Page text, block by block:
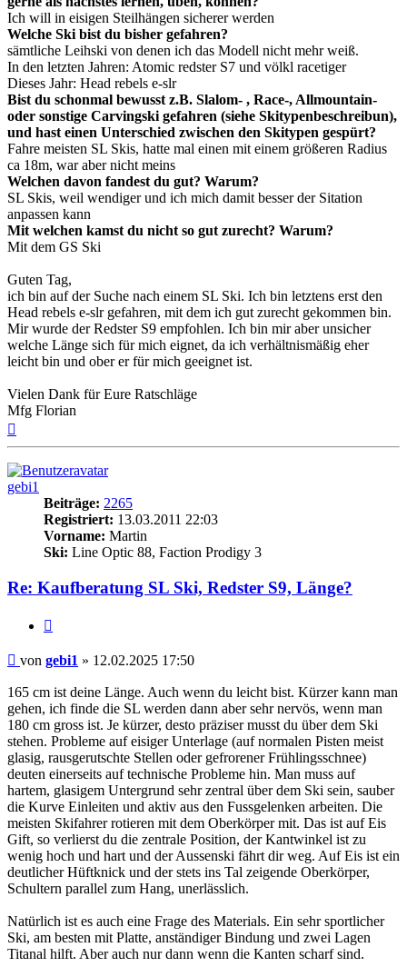
Ich will in eisigen Steilhängen sicherer werden
Welche Ski bist du bisher gefahren?
sämtliche Leihski von denen ich das Modell nicht mehr weiß.
In den letzten Jahren: Atomic redster S7 und völkl racetiger
Dieses Jahr: Head rebels e-slr
Bist du schonmal bewusst z.B. Slalom- , Race-, Allmountain-
oder sonstige Carvingski gefahren (siehe Skitypenbeschreibun),
und hast einen Unterschied zwischen den Skitypen gespürt?
Fahre meisten SL Skis, hatte mal einen mit einem größeren Radius
ca 18m, war aber nicht meins
Welchen davon fandest du gut? Warum?
SL Skis, weil wendiger und ich mich damit besser der Sitation
anpassen kann
Mit welchen kamst du nicht so gut zurecht? Warum?
Mit dem GS Ski
Guten Tag,
ich bin auf der Suche nach einem SL Ski. Ich bin letztens erst den
Head rebels e-slr gefahren, mit dem ich gut zurecht gekommen bin.
Mir wurde der Redster S9 empfohlen. Ich bin mir aber unsicher
welche Länge sich für mich eignet, da ich verhältnismäßig eher
leicht bin und ober er für mich geeignet ist.
Vielen Dank für Eure Ratschläge
Mfg Florian
gebi1
Beiträge: 2265
Registriert: 13.03.2011 22:03
Vorname: Martin
Ski: Line Optic 88, Faction Prodigy 3
Re: Kaufberatung SL Ski, Redster S9, Länge?
Beitrag
von gebi1 » 12.02.2025 17:50
165 cm ist deine Länge. Auch wenn du leicht bist. Kürzer kann man
gehen, ich finde die SL werden dann aber sehr nervös, wenn man
180 cm gross ist. Je kürzer, desto präziser musst du über dem Ski
stehen. Probleme auf eisiger Unterlage (auf normalen Pisten meist
glasig, rausgerutschte Stellen oder gefrorener Frühlingsschnee)
deuten einerseits auf technische Probleme hin. Man muss auf
hartem, glasigem Untergrund sehr zentral über dem Ski sein, sauber
die Kurve Einleiten und aktiv aus den Fussgelenken arbeiten. Die
meisten Skifahrer rotieren mit dem Oberkörper mit. Das ist auf Eis
Gift, so verlierst du die zentrale Position, der Kantwinkel ist zu
wenig hoch und hart und der Aussenski fährt dir weg. Auf Eis ist ein
deutlicher Hüftknick und der stets ins Tal zeigende Oberkörper,
Schultern parallel zum Hang, unerlässlich.
Natürlich ist es auch eine Frage des Materials. Ein sehr sportlicher
Ski, am besten mit Platte, anständiger Bindung und zwei Lagen
Titanal hilft. Aber auch nur dann wenn die Kanten scharf sind.